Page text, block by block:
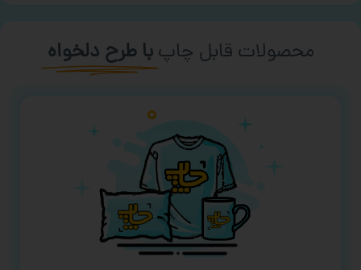
محصولات قابل چاپ با طرح دلخواه